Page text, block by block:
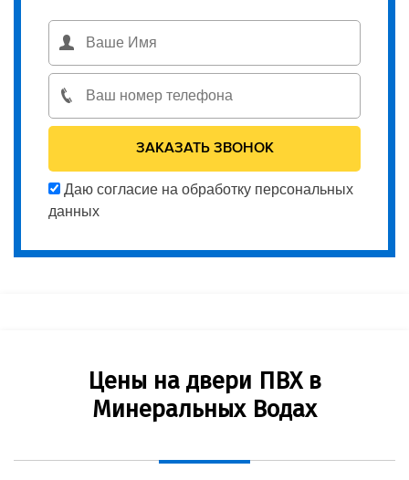
Даю согласие на обработку персональных
данных
Цены на двери ПВХ в
Минеральных Водах